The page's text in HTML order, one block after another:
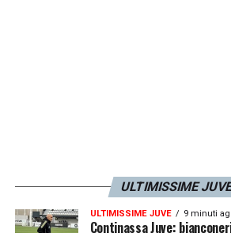
ULTIMISSIME
ULTIMISSIME JUVE 9 minuti
Continassa Juve: